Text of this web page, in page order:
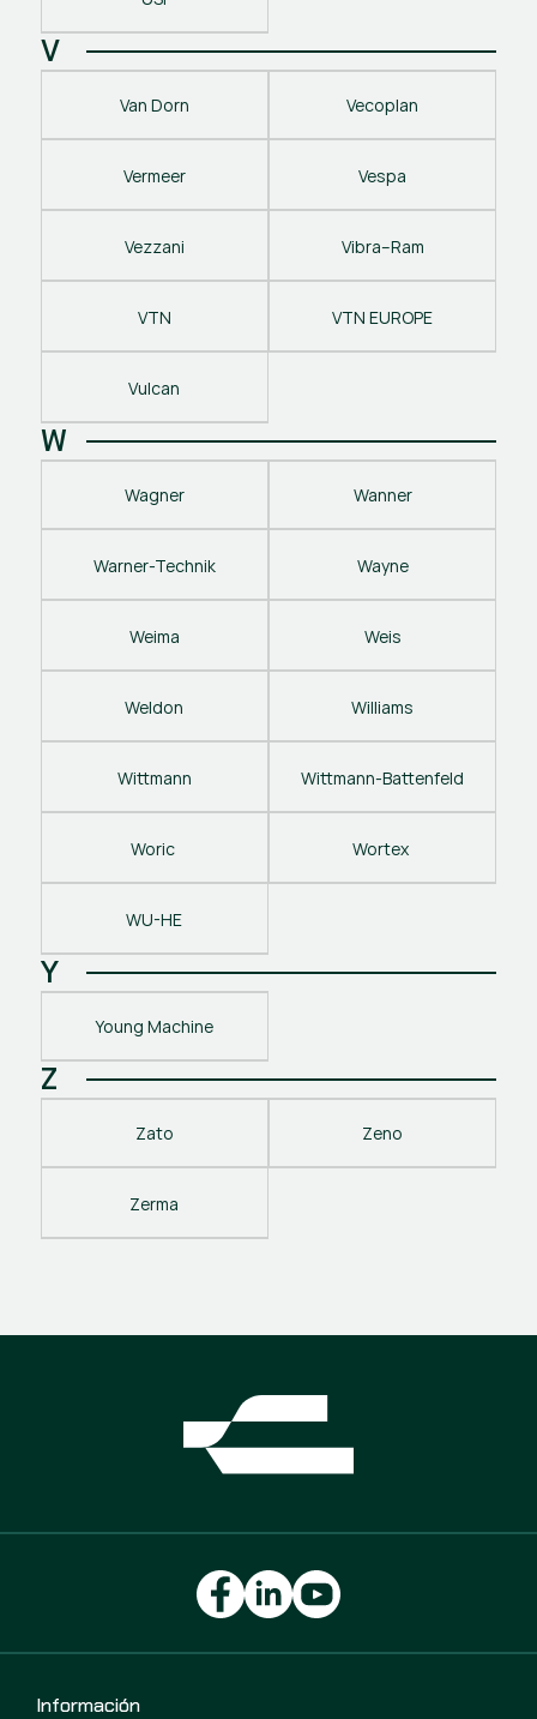
V
Van Dorn Vecoplan
Vermeer Vespa
Vezzani Vibra–Ram
VTN VTN EUROPE
Vulcan
W
Wagner Wanner
Warner-Technik Wayne
Weima Weis
Weldon Williams
Wittmann Wittmann-Battenfeld
Woric Wortex
WU-HE
Y
Young Machine
Z
Zato Zeno
Zerma
Información